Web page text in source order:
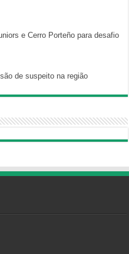
e Cerro Porteño para desafio
de suspeito na região